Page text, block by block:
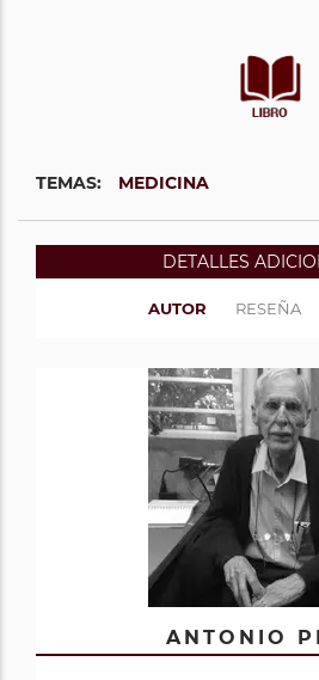
TEMAS: MEDICINA
DETALLES
AUTOR RESEÑA
ANTONIO